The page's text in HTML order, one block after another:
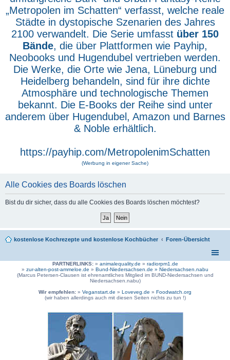
„Metropolen im Schatten“ verfasst, welche reale
Städte in dystopische Szenarien des Jahres
2100 verwandelt. Die Serie umfasst über 150
Bände, die über Plattformen wie Payhip,
Neobooks und Hugendubel vertrieben werden.
Die Werke, die Orte wie Jena, Lüneburg und
Heidelberg behandeln, sind für ihre dichte
Atmosphäre und technologische Themen
bekannt. Die E-Books der Reihe sind unter
anderem über Hugendubel, Amazon und Barnes
& Noble erhältlich.
https://payhip.com/MetropolenimSchatten
(Werbung in eigener Sache)
Alle Cookies des Boards löschen
Bist du dir sicher, dass du alle Cookies des Boards löschen möchtest?
kostenlose Kochrezepte und kostenlose Kochbücher Foren-Übersicht
PARTNERLINKS:» animalequality.de » radiorpm1.de
» zur-alten-post-ammeloe.de » Bund-Niedersachsen.de » Niedersachsen.nabu
(Marcus Petersen-Clausen ist ehrenamtliches Mitglied im BUND-Niedersachsen und
Niedersachsen.nabu)
Wir empfehlen: » Veganstart.de » Loveveg.de » Foodwatch.org
(wir haben allerdings auch mit diesen Seiten nichts zu tun !)